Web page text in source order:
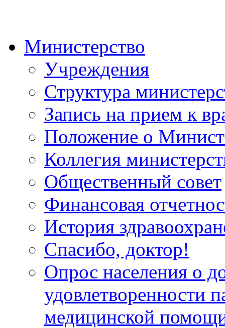
Министерство
Учреждения
Структура
Запись на прием к
Положение о
Коллегия
Общественный совет
Финансовая
История
Спасибо, доктор!
Опрос населения о
удовлетворенности
медицинской